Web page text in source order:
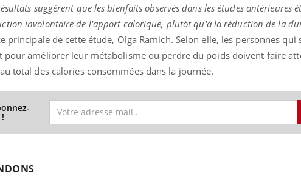
suggèrent que les bienfaits observés dans les études antérieures
involontaire de l'apport calorique, plutôt qu'à la réduction de la
principale de cette étude, Olga Ramich. Selon elle, les personnes qui
améliorer leur métabolisme ou perdre du poids doivent faire
total des calories consommées dans la journée.